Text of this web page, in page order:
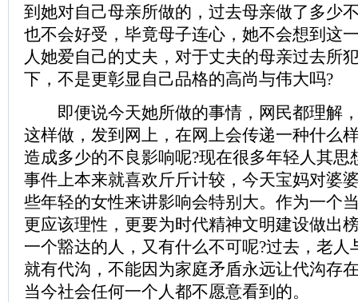
到她对自己母亲所做的，过去母亲做了多少
也不会好受，毕竟母子连心，她不会想到这
人她爱自己的丈夫，对于丈夫的母亲过去所
下，不是更彰显自己品格的高尚与伟大吗?
即便说今天她所做的事情，网民都理解
这样做，发到网上，在网上会传递一种什么
造成多少的不良影响呢?现在很多年轻人其思
事件上本来就喜欢斤斤计较，今天宝妈对婆
些年轻的女性来讲影响会特别大。作为一个
更应该理性，更要为时代精神文明建设做出
一个豁达的人，又有什么不可呢?过去，老人
就有代沟，不能因为家庭矛盾永远让代沟存
当今社会任何一个人都不愿意看到的。